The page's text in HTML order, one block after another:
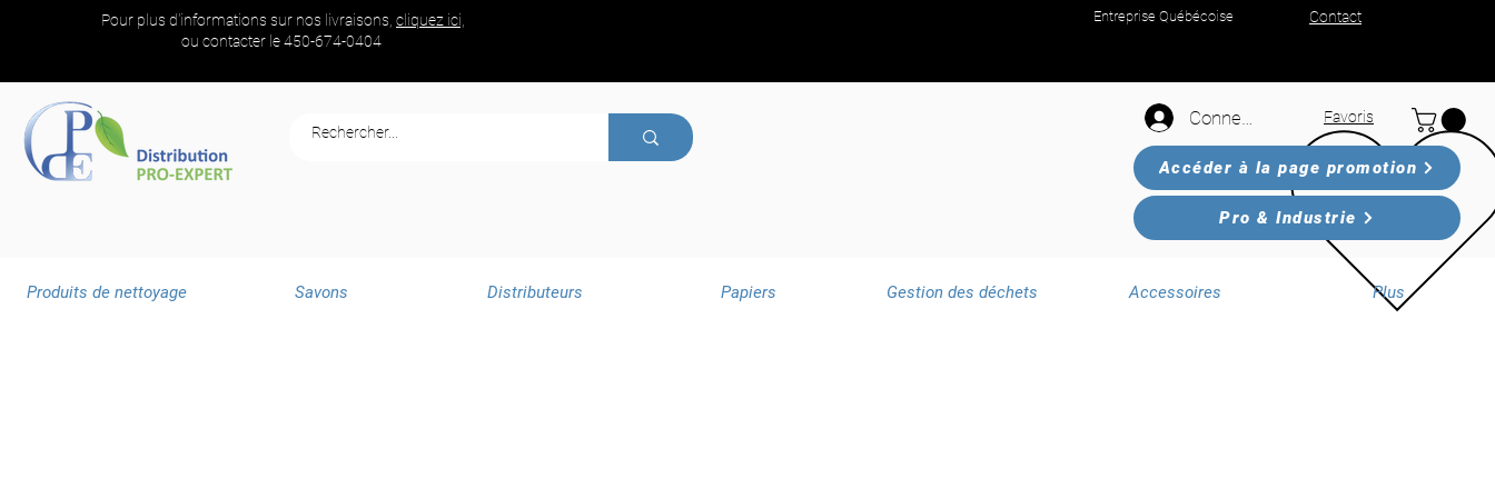
Pour plus d'informations sur nos livraisons, cliquez ici,
ou contacter le450-674-0404
Entreprise Québécoise Contact
Connexion Favoris
Accéder à la page promotion
Pro & Industrie
Produits de nettoyage Savons Distributeurs Papiers Gestion des déchets Accessoires Plus